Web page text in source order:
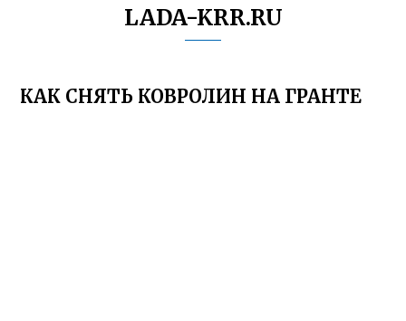
LADA-KRR.RU
КАК СНЯТЬ КОВРОЛИН НА ГРАНТЕ